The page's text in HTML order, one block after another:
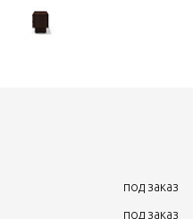
под заказ
под заказ